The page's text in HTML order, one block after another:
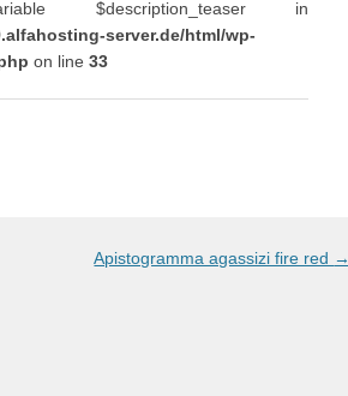
$description_teaser in
server.de/html/wp-
on line33
Apistogramma agassizi fire red →